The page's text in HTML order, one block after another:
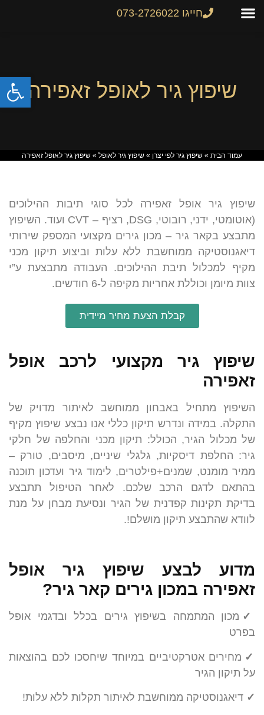
חייגו 073-2726022
שיפוץ גיר לאופל זאפירה
עמוד הבית » שיפוץ גיר לפי יצרן » שיפוץ גיר לאופל » שיפוץ גיר לאופל זאפירה
שיפוץ גיר אופל זאפירה לכל סוגי תיבות ההילוכים
(אוטומטי, ידני, רובוטי, DSG, רציף – CVT ועוד. השיפוץ
מתבצע בקאר גיר – מכון גירים מקצועי המספק שירותי
דיאגנוסטיקה ממוחשבת ללא עלות וביצוע תיקון מכני
מקיף למכלול תיבת ההילוכים. העבודה מתבצעת ע”י
צוות מיומן וכוללת אחריות מקיפה ל-6 חודשים.
קבלת הצעת מחיר מיידית
שיפוץ גיר מקצועי לרכב אופל
זאפירה
השיפוץ מתחיל באבחון ממוחשב לאיתור מדויק של
התקלה. במידה ונדרש תיקון כללי אנו נבצע שיפוץ מקיף
של מכלול הגיר, הכולל: תיקון מכני והחלפה של חלקי
גיר: החלפת דיסקיות, גלגלי שיניים, מיסבים, טורק –
ממיר מומנט, שמנים+פילטרים, לימוד גיר ועדכון תוכנה
בהתאם לדגם הרכב שלכם. לאחר הטיפול תתבצע
בדיקת תקינות קפדנית של הגיר ונסיעת מבחן על מנת
לוודא שהתבצע תיקון מושלם!.
מדוע לבצע שיפוץ גיר אופל
זאפירה במכון גירים קאר גיר?
✓ מכון המתמחה בשיפוץ גירים בכלל ובדגמי אופל
בפרט
✓ מחירים אטרקטיביים במיוחד שיחסכו לכם בהוצאות
על תיקון הגיר
✓ דיאגנוסטיקה ממוחשבת לאיתור תקלות ללא עלות!